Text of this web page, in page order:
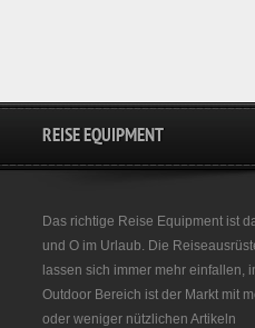
REISE EQUIPMENT
Das richtige Reise Equipment ist
und O im Urlaub. Die
lassen sich immer mehr einfallen,
Outdoor Bereich ist der Markt mit
oder weniger nützlichen Artikeln